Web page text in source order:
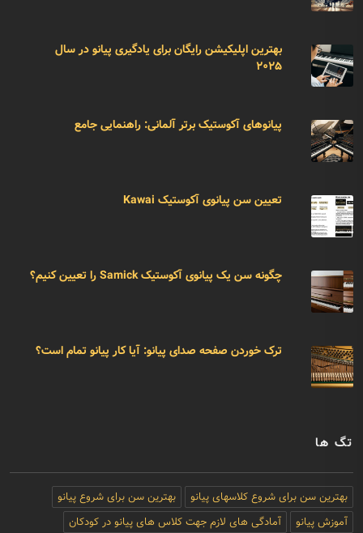
بهترین اپلیکیشن رایگان برای یادگیری پیانو در سال
۲۰۲۵
پیانوهای آکوستیک برتر آلمانی: راهنمایی جامع
تعیین سن پیانوی آکوستیک Kawai
چگونه سن یک پیانوی آکوستیک Samick را تعیین کنیم؟
ترک خوردن صفحه صدای پیانو: آیا کار پیانو تمام است؟
تگ ها
بهترین سن برای شروع کلاسهای پیانو
بهترین سن برای شروع پیانو
آموزش پیانو
آمادگی های لازم جهت کلاس های پیانو در کودکان